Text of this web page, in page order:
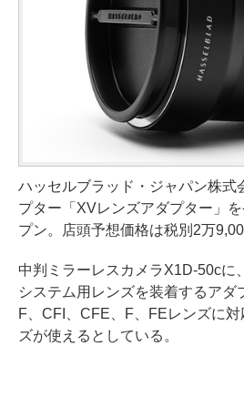
ハッセルブラッド・ジャパン株式
プター「XVレンズアダプター」
プン。店頭予想価格は税別2万
中判ミラーレスカメラX1D-50cに
システム用レンズを装着するアダ
F、CFI、CFE、F、FEレンズに
ズが使えるとしている。